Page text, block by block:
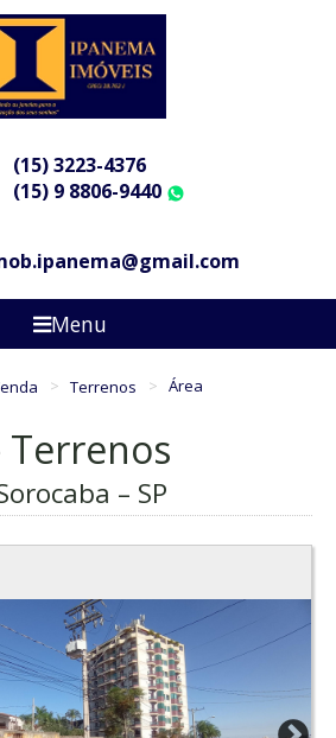
(15) 3223-4376
(15) 9 8806-9440
Menu
Terrenos Área
Terrenos
– SP